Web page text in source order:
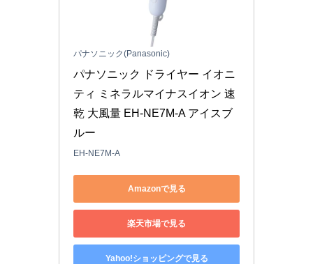
パナソニック(Panasonic)
パナソニック ドライヤー イオニ
ティ ミネラルマイナスイオン 速
乾 大風量 EH-NE7M-A アイスブ
ルー
EH-NE7M-A
Amazonで見る
楽天市場で見る
Yahoo!ショッピングで見る